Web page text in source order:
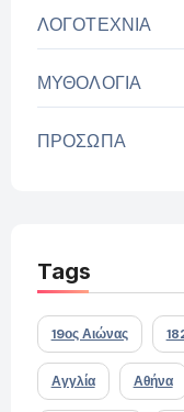
ΛΟΓΟΤΕΧΝΙΑ
ΜΥΘΟΛΟΓΙΑ
ΠΡΟΣΩΠΑ
Tags
19ος Αιώνας
Αγγλία Αθήνα